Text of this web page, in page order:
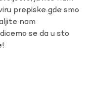
prepiske gde smo
nam
se da u sto